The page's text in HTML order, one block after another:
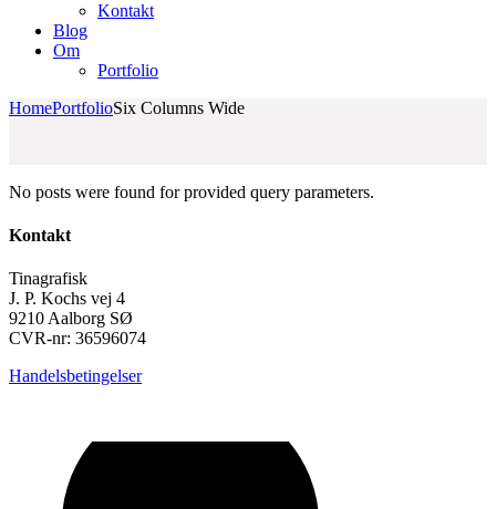
Kontakt
Blog
Om
Portfolio
HomePortfolioSix Columns Wide
No posts were found for provided query parameters.
Kontakt
Tinagrafisk
J. P. Kochs vej 4
9210 Aalborg SØ
CVR-nr: 36596074
Handelsbetingelser